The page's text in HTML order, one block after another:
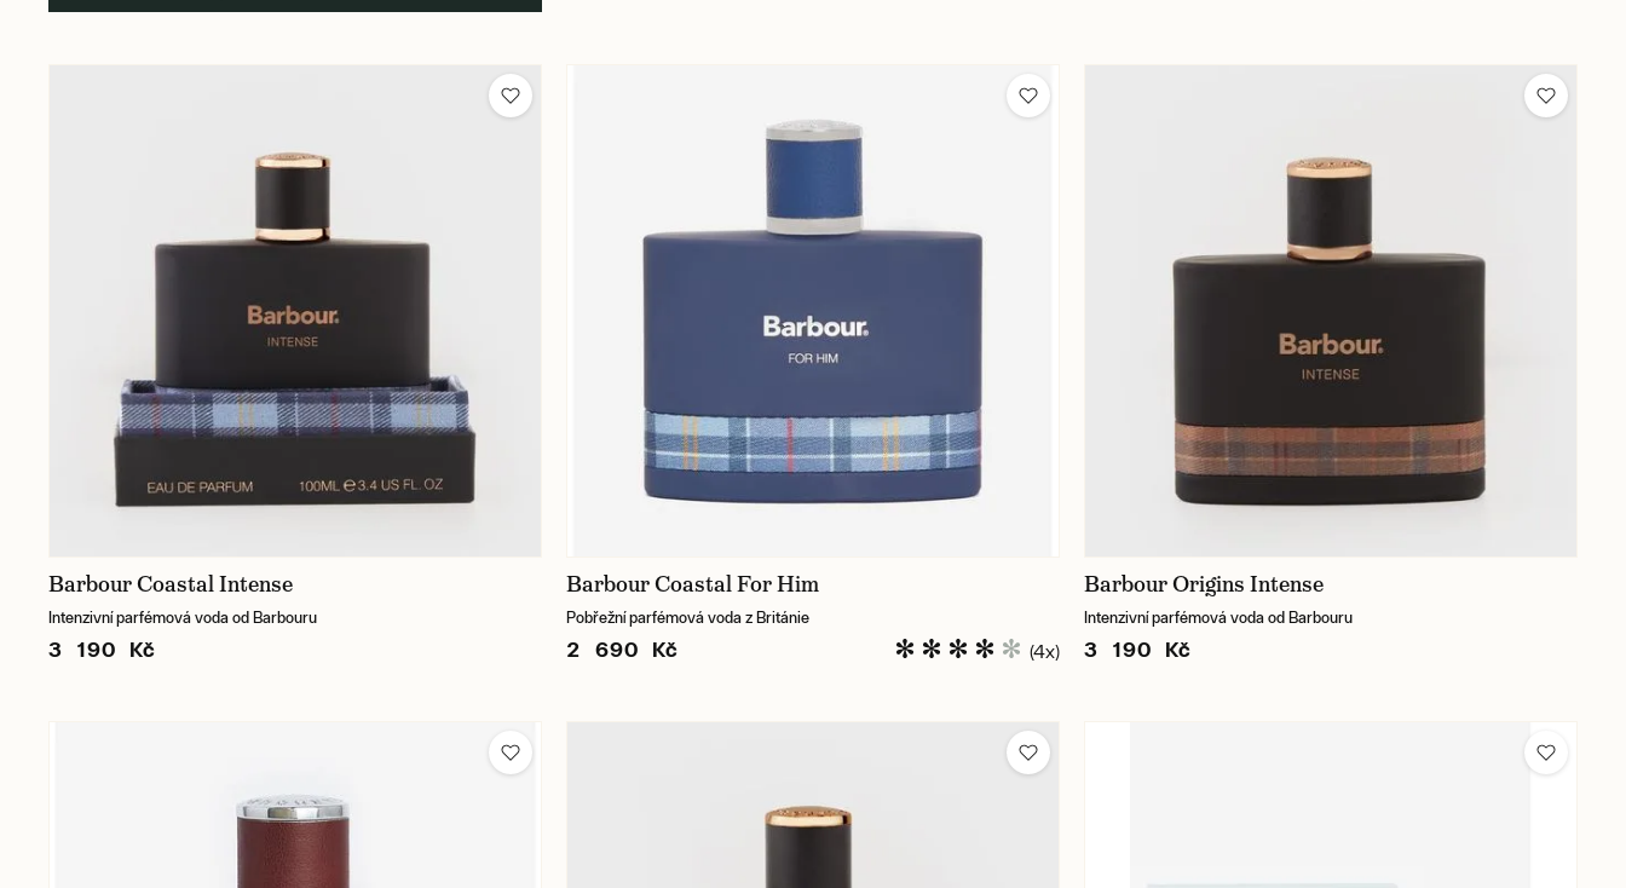
Barbour Coastal Intense
Intenzivní parfémová voda od Barbouru
3 190 Kč
Barbour Coastal For Him
Pobřežní parfémová voda z Británie
2 690 Kč (4x)
Barbour Origins Intense
Intenzivní parfémová voda od Barbouru
3 190 Kč